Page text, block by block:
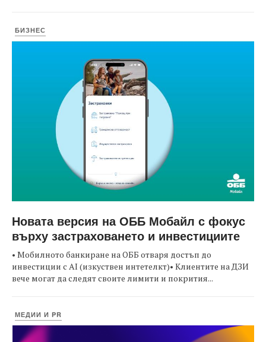
БИЗНЕС
Новата версия на ОББ Мобайл с фокус
върху застраховането и инвестициите
• Мобилното банкиране на ОББ отваря достъп до
инвестиции с AI (изкуствен интетелкт)• Клиентите на ДЗИ
вече могат да следят своите лимити и покрития...
МЕДИИ И PR